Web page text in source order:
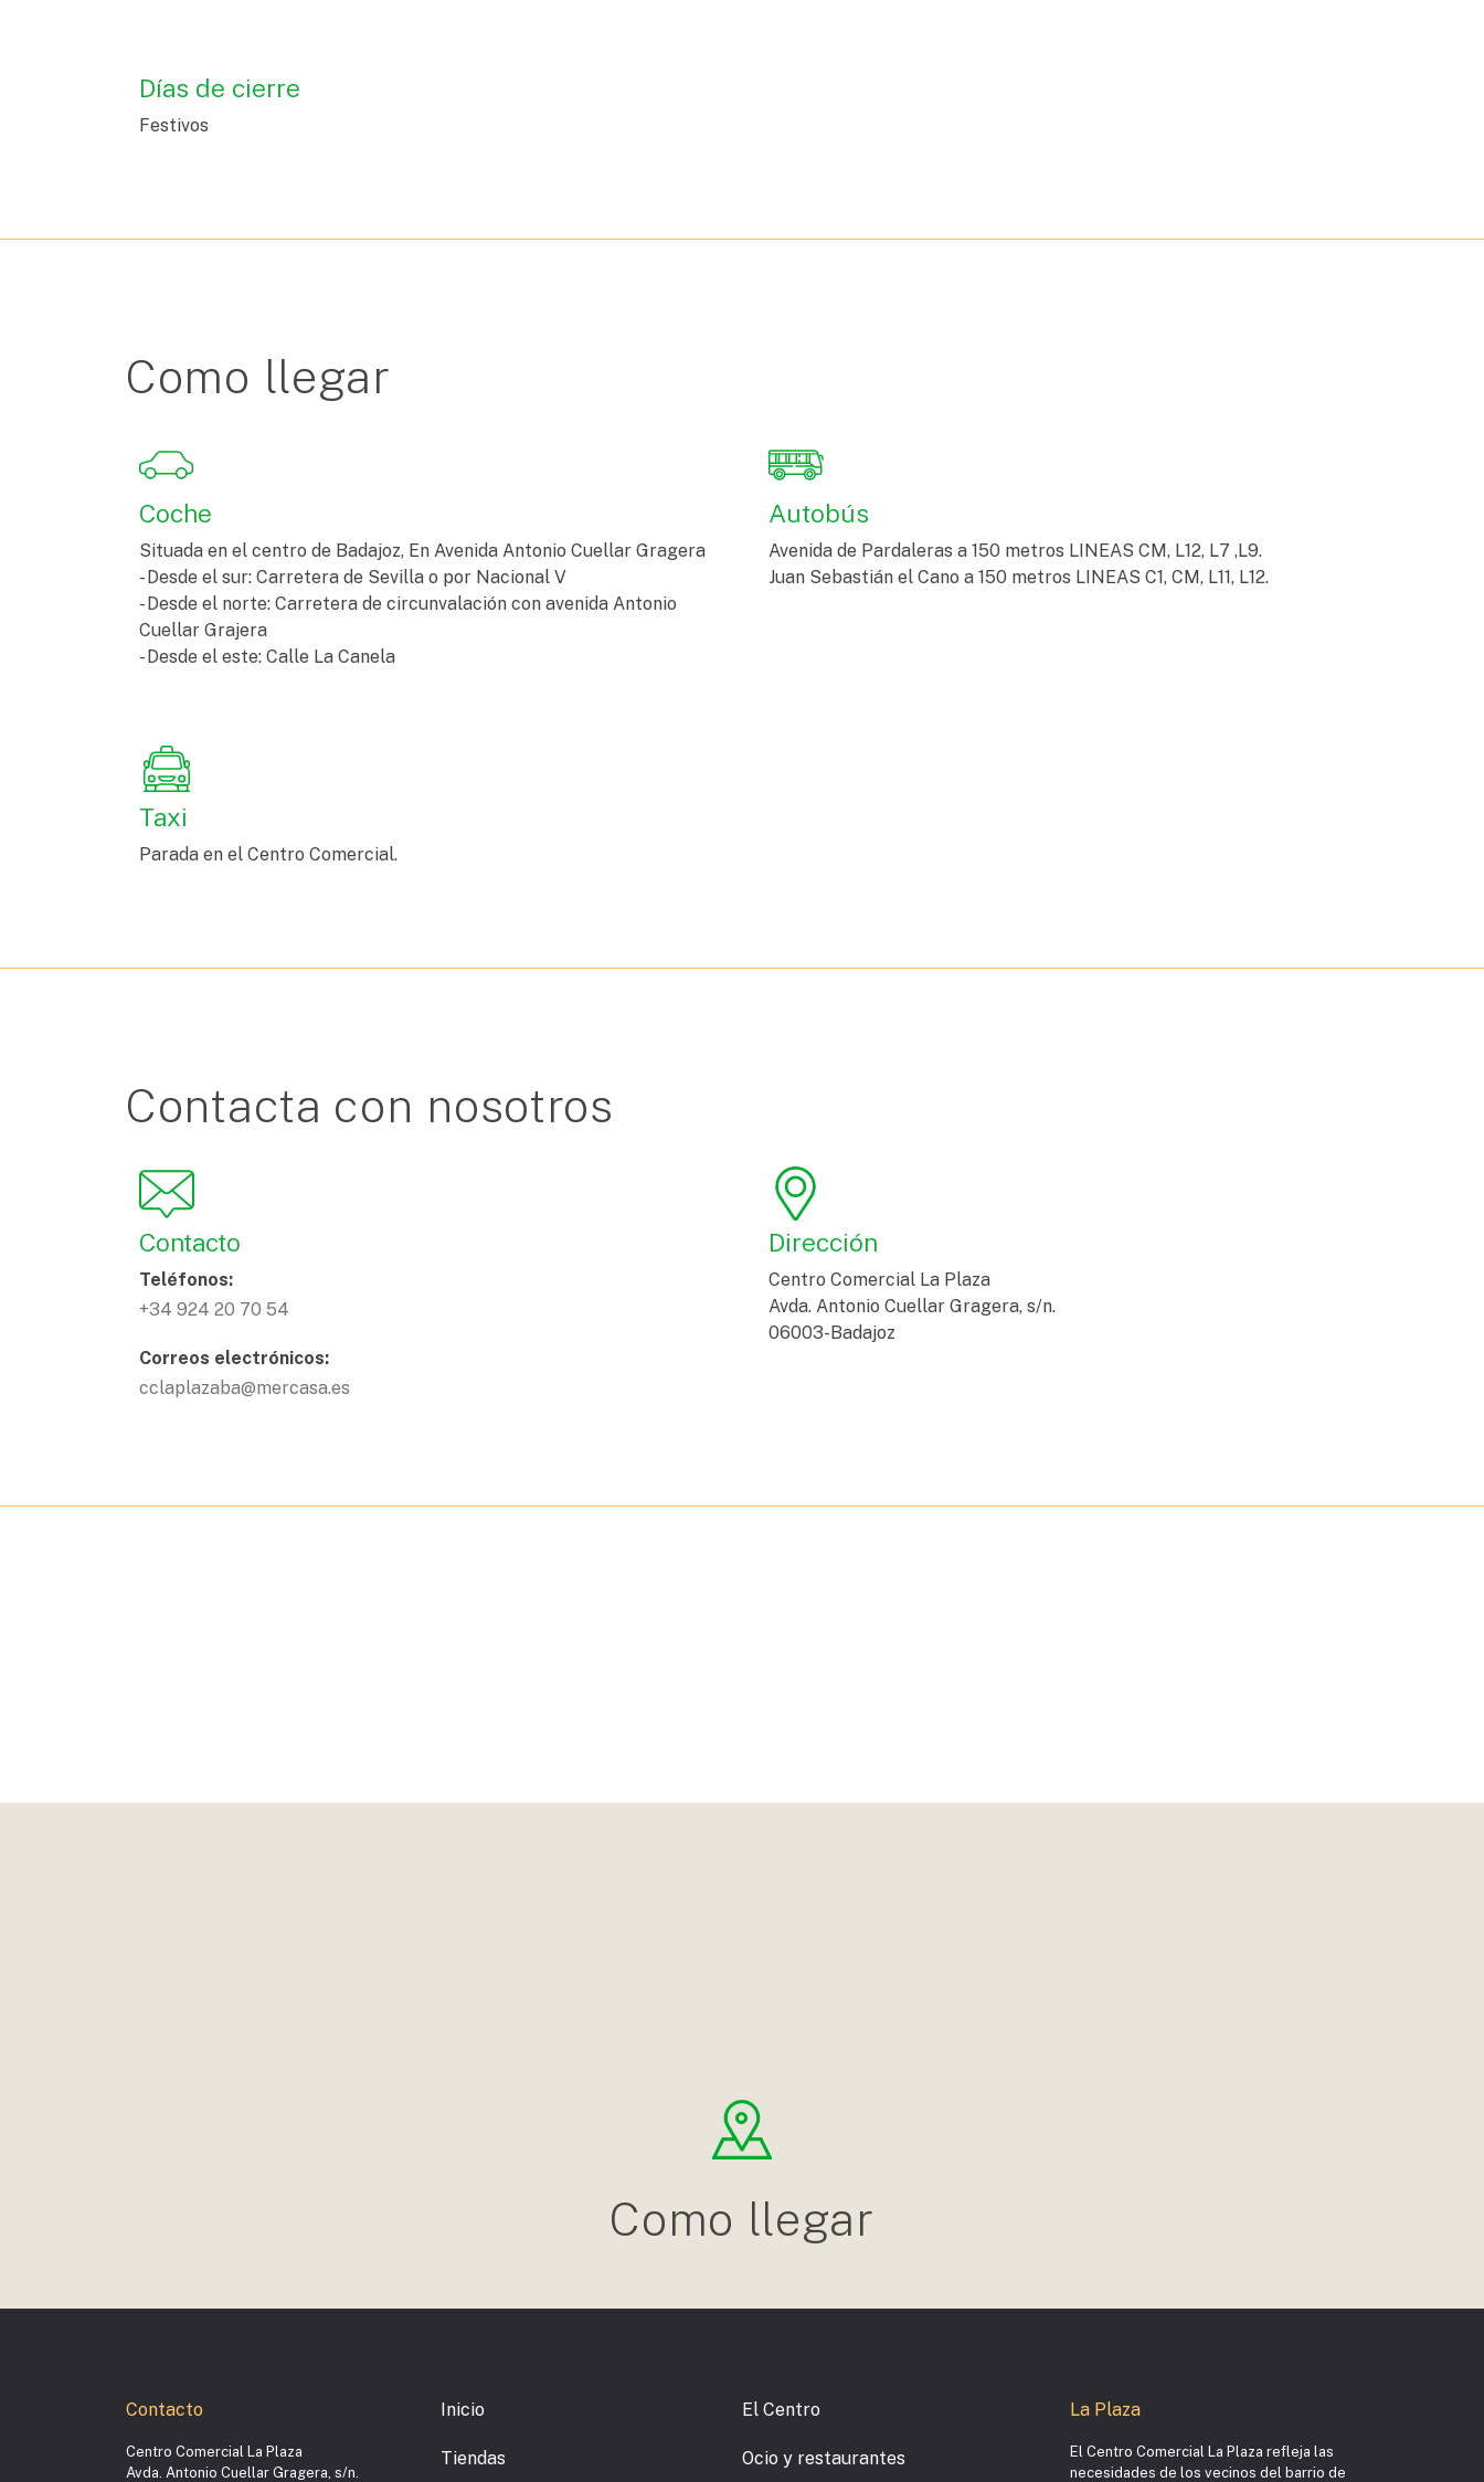
Días de cierre
Festivos
Como llegar
Coche
Situada en el centro de Badajoz, En Avenida Antonio Cuellar Gragera
- Desde el sur: Carretera de Sevilla o por Nacional V
- Desde el norte: Carretera de circunvalación con avenida Antonio
Cuellar Grajera
- Desde el este: Calle La Canela
Autobús
Avenida de Pardaleras a 150 metros LINEAS CM, L12, L7 ,L9.
Juan Sebastián el Cano a 150 metros LINEAS C1, CM, L11, L12.
Taxi
Parada en el Centro Comercial.
Contacta con nosotros
Contacto
Teléfonos:
+34 924 20 70 54
Correos electrónicos:
cclaplazaba@mercasa.es
Dirección
Centro Comercial La Plaza
Avda. Antonio Cuellar Gragera, s/n.
06003-Badajoz
Como llegar
Contacto
Centro Comercial La Plaza
Avda. Antonio Cuellar Gragera, s/n.
Inicio El Centro
Tiendas Ocio y restaurantes
La Plaza
El Centro Comercial La Plaza refleja las
necesidades de los vecinos del barrio de